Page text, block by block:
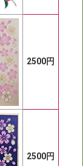
2500円
2500円